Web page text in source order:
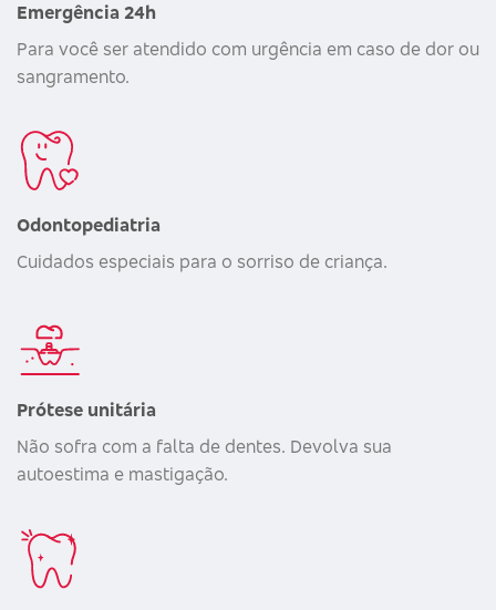
Emergência 24h
Para você ser atendido com urgência em caso de dor ou
sangramento.
Odontopediatria
Cuidados especiais para o sorriso de criança.
Prótese unitária
Não sofra com a falta de dentes. Devolva sua
autoestima e mastigação.